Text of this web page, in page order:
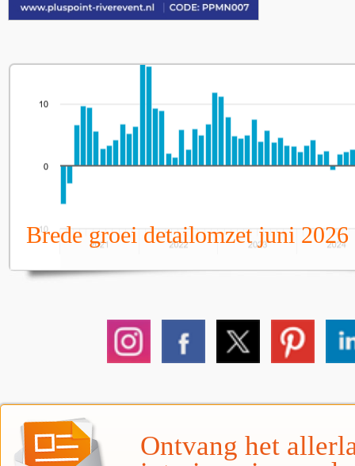
Brede groei detailomzet juni 2026
Ontvang het